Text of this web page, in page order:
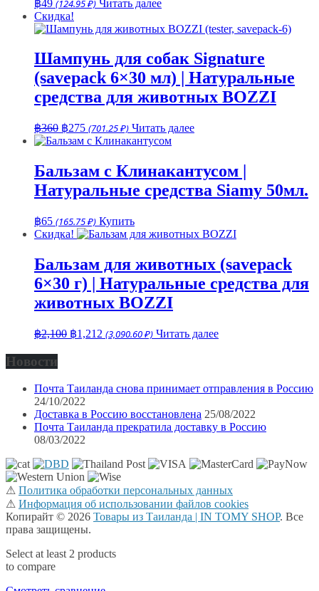
฿49 (124.95 ₽) Читать далее
Скидка!
Шампунь для собак Signature
(savepack 6×30 мл) | Натуральные
средства для животных BOZZI
฿360 Первоначальная
цена
฿275Текущая
цена:
(701.25 ₽) Читать далее
Бальзам с Клинакантусом |
Натуральные средства Siamy 50мл.
฿65 (165.75 ₽) Купить
Скидка!
Бальзам для животных (savepack
6×30 г) | Натуральные средства для
животных BOZZI
฿2,100 Первоначальная
฿1,212 Текущая
(3,090.60 ₽) Читать далее
Новости
Почта Таиланда снова принимает отправления в Россию
24/10/2022
Доставка в Россию восстановлена 25/08/2022
Почта Таиланда прекратила доставку в Россию
08/03/2022
⚠ Политика обработки персональных данных
⚠ Информация об использовании файлов cookies
Копирайт © 2026 Товары из Таиланда | IN TOMY SHOP. Все
права защищены.
Select at least 2 products
to compare